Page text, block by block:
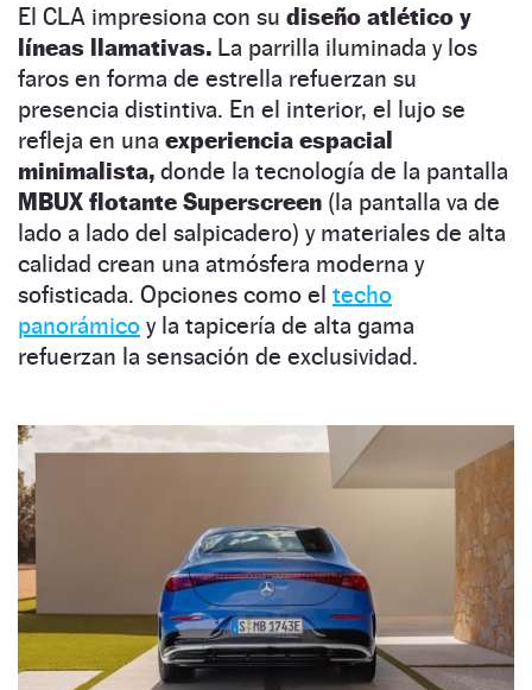
El CLA impresiona con su diseño atlético y
líneas llamativas. La parrilla iluminada y los
faros en forma de estrella refuerzan su
presencia distintiva. En el interior, el lujo se
refleja en una experiencia espacial
minimalista, donde la tecnología de la pantalla
MBUX flotante Superscreen (la pantalla va de
lado a lado del salpicadero) y materiales de alta
calidad crean una atmósfera moderna y
sofisticada. Opciones como el techo
panorámico y la tapicería de alta gama
refuerzan la sensación de exclusividad.